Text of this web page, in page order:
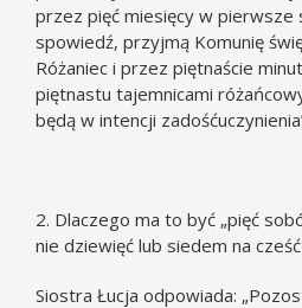
przez pięć miesięcy w
spowiedź, przyjmą Komunię
Różaniec i przez piętnaście
piętnastu tajemnicami
będą w intencji
2. Dlaczego ma to być „pięć
nie dziewięć lub siedem na
Siostra Łucja odpowiada: